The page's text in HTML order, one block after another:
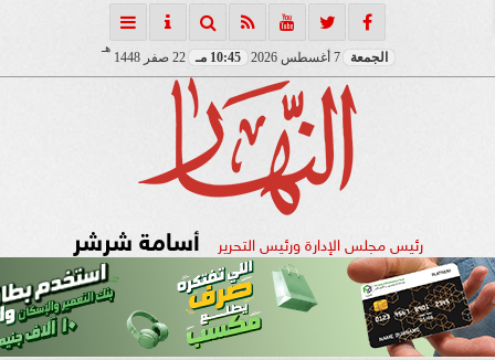
الجمعة 7 أغسطس 2026 10:45 مـ 22 صفر 1448
هـ
رئيس مجلس الإدارة ورئيس التحرير أسامة شرشر